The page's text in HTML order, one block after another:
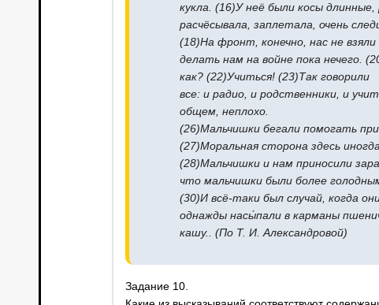
кукла. (16)У неё были косы
расчёсывала, заплетала, очень
(18)На фронт, конечно, нас не
делать нам на войне пока нечего.
как? (22)Учиться! (23)Так говорили
все: и радио, и родственники, и
общем, неплохо.
(26)Мальчишки бегали помогать при
(27)Моральная сторона здесь
(28)Мальчишки и нам приносили
что мальчишки были более
(30)И всё-таки был случай, когда
однажды насы́пали в карманы
кашу.. (По Т. И. Александровой)
Задание 10.